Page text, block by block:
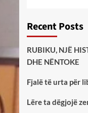
Recent Posts
RUBIKU, NJË
DHE NËNTOKE
Fjalë të urta për
Lëre ta dëgjojë